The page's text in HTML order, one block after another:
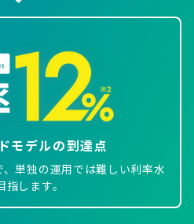
モデルの到達点
単独の運用では難しい利率水
指します。